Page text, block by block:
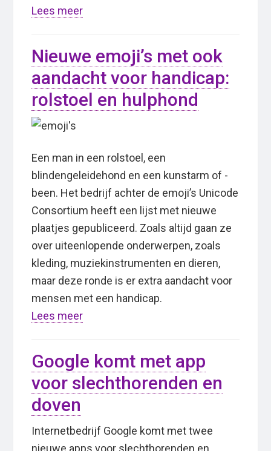
Lees meer
Nieuwe emoji’s met ook
aandacht voor handicap:
rolstoel en hulphond
Een man in een rolstoel, een
blindengeleidehond en een kunstarm of -
been. Het bedrijf achter de emoji’s Unicode
Consortium heeft een lijst met nieuwe
plaatjes gepubliceerd. Zoals altijd gaan ze
over uiteenlopende onderwerpen, zoals
kleding, muziekinstrumenten en dieren,
maar deze ronde is er extra aandacht voor
mensen met een handicap.
Lees meer
Google komt met app
voor slechthorenden en
doven
Internetbedrijf Google komt met twee
nieuwe apps voor slechthorenden en